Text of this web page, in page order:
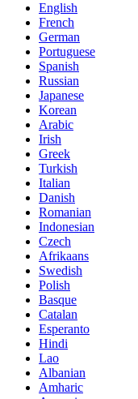
English
French
German
Portuguese
Spanish
Russian
Japanese
Korean
Arabic
Irish
Greek
Turkish
Italian
Danish
Romanian
Indonesian
Czech
Afrikaans
Swedish
Polish
Basque
Catalan
Esperanto
Hindi
Lao
Albanian
Amharic